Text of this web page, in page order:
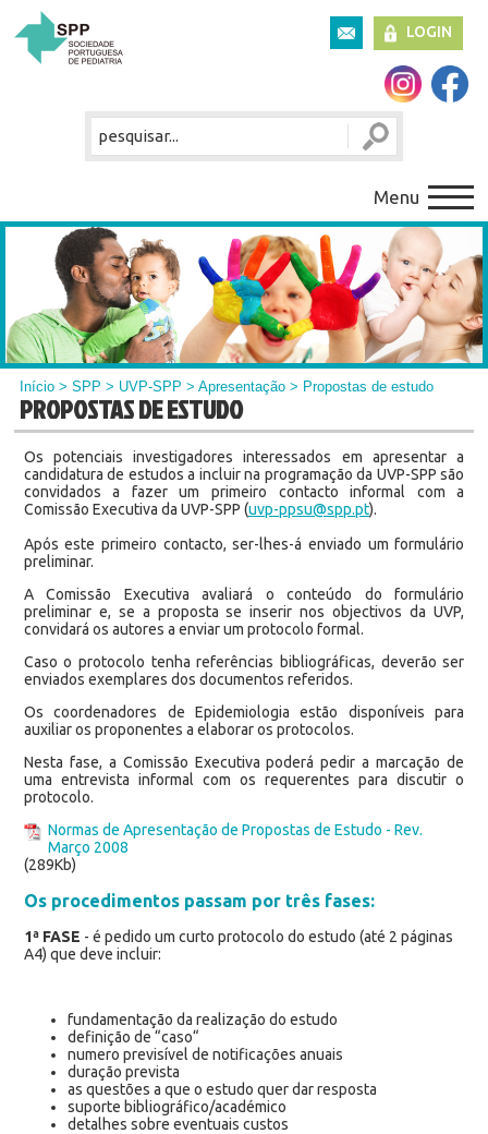
LOGIN
Menu
Início >SPP > UVP-SPP >Apresentação > Propostas de estudo
PROPOSTAS DE ESTUDO
Os potenciais investigadores interessados em apresentar a
candidatura de estudos a incluir na programação da UVP-SPP são
convidados a fazer um primeiro contacto informal com a
Comissão Executiva da UVP-SPP (uvp-ppsu@spp.pt).
Após este primeiro contacto, ser-lhes-á enviado um formulário
preliminar.
A Comissão Executiva avaliará o conteúdo do formulário
preliminar e, se a proposta se inserir nos objectivos da UVP,
convidará os autores a enviar um protocolo formal.
Caso o protocolo tenha referências bibliográficas, deverão ser
enviados exemplares dos documentos referidos.
Os coordenadores de Epidemiologia estão disponíveis para
auxiliar os proponentes a elaborar os protocolos.
Nesta fase, a Comissão Executiva poderá pedir a marcação de
uma entrevista informal com os requerentes para discutir o
protocolo.
Normas de Apresentação de Propostas de Estudo - Rev.
Março 2008
(289Kb)
Os procedimentos passam por três fases:
1ª FASE - é pedido um curto protocolo do estudo (até 2 páginas
A4) que deve incluir:
fundamentação da realização do estudo
definição de “caso“
numero previsível de notificações anuais
duração prevista
as questões a que o estudo quer dar resposta
suporte bibliográfico/académico
detalhes sobre eventuais custos